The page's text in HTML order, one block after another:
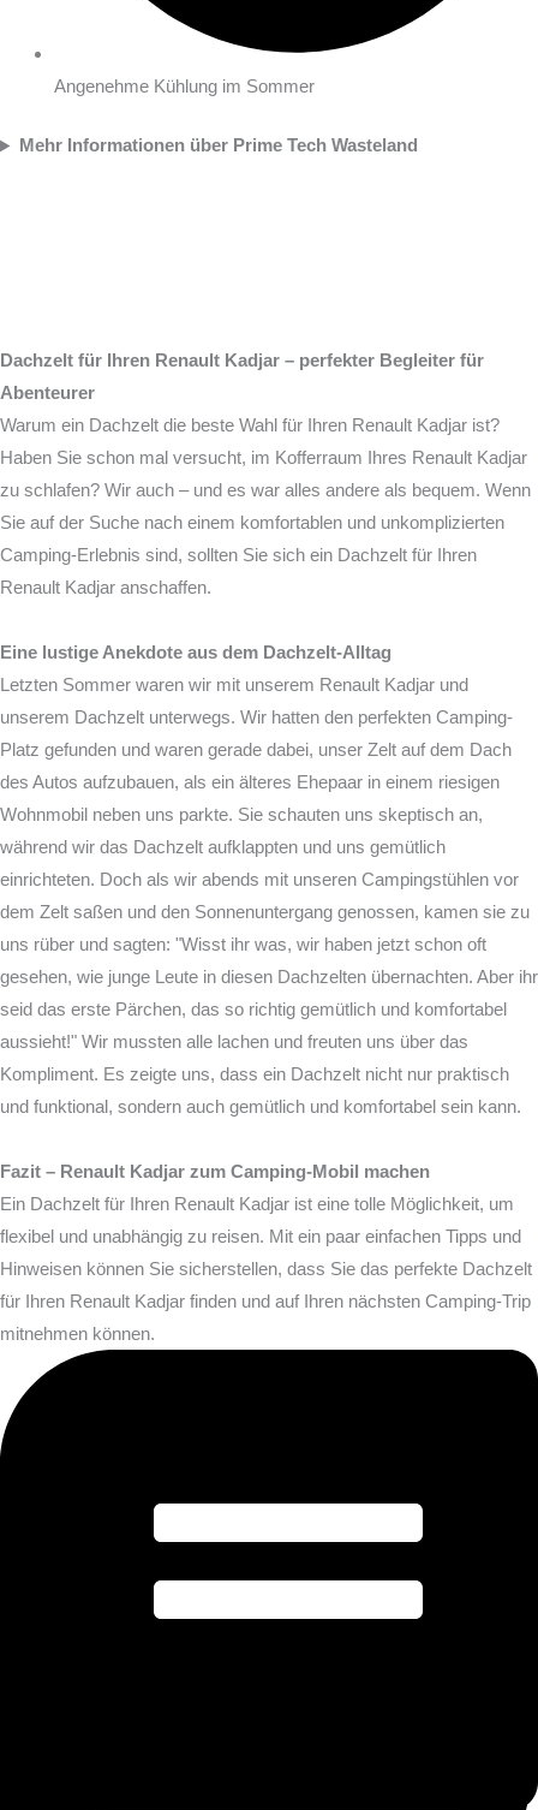
Angenehme Kühlung im Sommer
Mehr Informationen über Prime Tech Wasteland
Dachzelt für Ihren Renault Kadjar – perfekter Begleiter für
Abenteurer
Warum ein Dachzelt die beste Wahl für Ihren Renault Kadjar ist?
Haben Sie schon mal versucht, im Kofferraum Ihres Renault Kadjar
zu schlafen? Wir auch – und es war alles andere als bequem. Wenn
Sie auf der Suche nach einem komfortablen und unkomplizierten
Camping-Erlebnis sind, sollten Sie sich ein Dachzelt für Ihren
Renault Kadjar anschaffen.
Eine lustige Anekdote aus dem Dachzelt-Alltag
Letzten Sommer waren wir mit unserem Renault Kadjar und
unserem Dachzelt unterwegs. Wir hatten den perfekten Camping-
Platz gefunden und waren gerade dabei, unser Zelt auf dem Dach
des Autos aufzubauen, als ein älteres Ehepaar in einem riesigen
Wohnmobil neben uns parkte. Sie schauten uns skeptisch an,
während wir das Dachzelt aufklappten und uns gemütlich
einrichteten. Doch als wir abends mit unseren Campingstühlen vor
dem Zelt saßen und den Sonnenuntergang genossen, kamen sie zu
uns rüber und sagten: "Wisst ihr was, wir haben jetzt schon oft
gesehen, wie junge Leute in diesen Dachzelten übernachten. Aber ihr
seid das erste Pärchen, das so richtig gemütlich und komfortabel
aussieht!" Wir mussten alle lachen und freuten uns über das
Kompliment. Es zeigte uns, dass ein Dachzelt nicht nur praktisch
und funktional, sondern auch gemütlich und komfortabel sein kann.
Fazit – Renault Kadjar zum Camping-Mobil machen
Ein Dachzelt für Ihren Renault Kadjar ist eine tolle Möglichkeit, um
flexibel und unabhängig zu reisen. Mit ein paar einfachen Tipps und
Hinweisen können Sie sicherstellen, dass Sie das perfekte Dachzelt
für Ihren Renault Kadjar finden und auf Ihren nächsten Camping-Trip
mitnehmen können.